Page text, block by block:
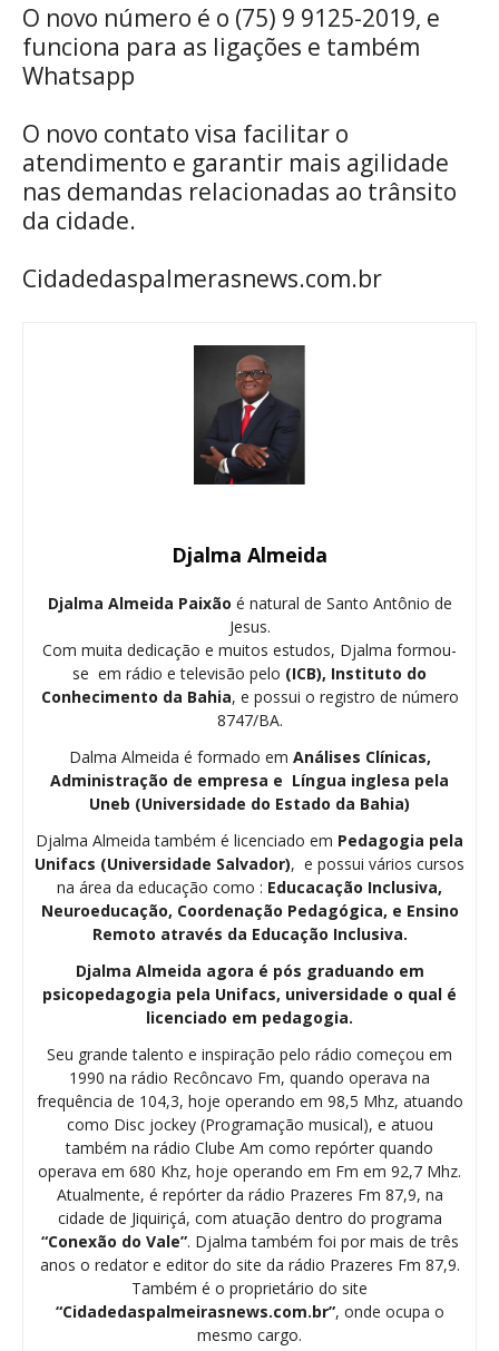
O novo número é o (75) 9 9125-2019, e
funciona para as ligações e também
Whatsapp
O novo contato visa facilitar o
atendimento e garantir mais agilidade
nas demandas relacionadas ao trânsito
da cidade.
Cidadedaspalmerasnews.com.br
Djalma Almeida
Djalma Almeida Paixão é natural de Santo Antônio de
Jesus.
Com muita dedicação e muitos estudos, Djalma formou-
se em rádio e televisão pelo (ICB), Instituto do
Conhecimento da Bahia, e possui o registro de número
8747/BA.
Dalma Almeida é formado em Análises Clínicas,
Administração de empresa e Língua inglesa pela
Uneb (Universidade do Estado da Bahia)
Djalma Almeida também é licenciado em Pedagogia pela
Unifacs (Universidade Salvador), e possui vários cursos
na área da educação como : Educacação Inclusiva,
Neuroeducação, Coordenação Pedagógica, e Ensino
Remoto através da Educação Inclusiva.
Djalma Almeida agora é pós graduando em
psicopedagogia pela Unifacs, universidade o qual é
licenciado em pedagogia.
Seu grande talento e inspiração pelo rádio começou em
1990 na rádio Recôncavo Fm, quando operava na
frequência de 104,3, hoje operando em 98,5 Mhz, atuando
como Disc jockey (Programação musical), e atuou
também na rádio Clube Am como repórter quando
operava em 680 Khz, hoje operando em Fm em 92,7 Mhz.
Atualmente, é repórter da rádio Prazeres Fm 87,9, na
cidade de Jiquiriçá, com atuação dentro do programa
“Conexão do Vale”. Djalma também foi por mais de três
anos o redator e editor do site da rádio Prazeres Fm 87,9.
Também é o proprietário do site
“Cidadedaspalmeirasnews.com.br”, onde ocupa o
mesmo cargo.